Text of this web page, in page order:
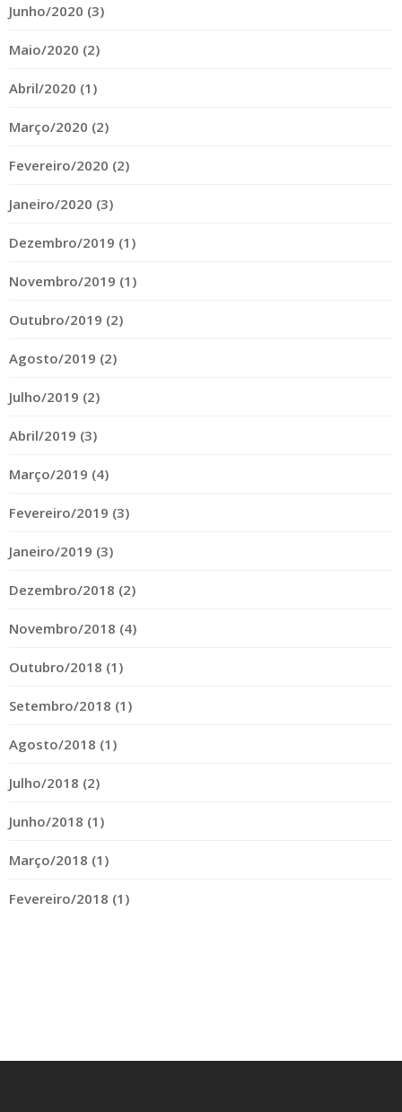
Junho/2020 (3)
Maio/2020 (2)
Abril/2020 (1)
Março/2020 (2)
Fevereiro/2020 (2)
Janeiro/2020 (3)
Dezembro/2019 (1)
Novembro/2019 (1)
Outubro/2019 (2)
Agosto/2019 (2)
Julho/2019 (2)
Abril/2019 (3)
Março/2019 (4)
Fevereiro/2019 (3)
Janeiro/2019 (3)
Dezembro/2018 (2)
Novembro/2018 (4)
Outubro/2018 (1)
Setembro/2018 (1)
Agosto/2018 (1)
Julho/2018 (2)
Junho/2018 (1)
Março/2018 (1)
Fevereiro/2018 (1)